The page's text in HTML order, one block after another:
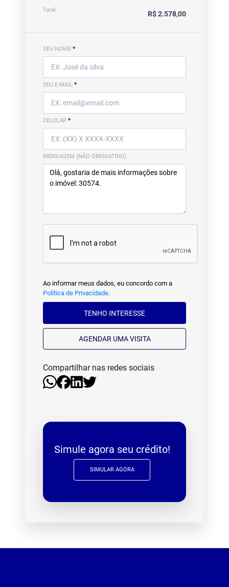
Total
R$ 2.578,00
SEU NOME *
SEU E-MAIL *
CELULAR *
MENSAGEM (NÃO OBRIGATRIO)
Ao informar meus dados, eu concordo com a
Política de Privacidade.
TENHO INTERESSE
AGENDAR UMA VISITA
Compartilhar nas redes sociais
Simule agora seu crédito!
SIMULAR AGORA